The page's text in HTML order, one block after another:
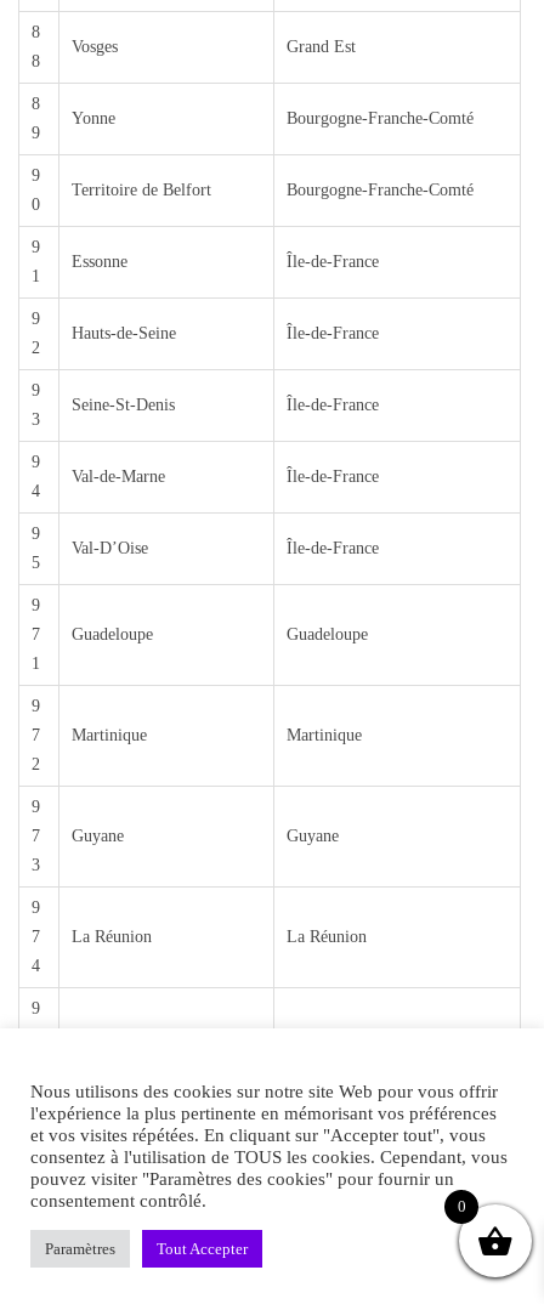
8
8
Vosges Grand Est
8
9
Yonne Bourgogne-Franche-Comté
9
0
Territoire de Belfort Bourgogne-Franche-Comté
9
1
Essonne Île-de-France
9
2
Hauts-de-Seine Île-de-France
9
3
Seine-St-Denis Île-de-France
9
4
Val-de-Marne Île-de-France
9
5
Val-D’Oise Île-de-France
9
7
1
Guadeloupe Guadeloupe
9
7
2
Martinique Martinique
9
7
3
Guyane Guyane
9
7
4
La Réunion La Réunion
9
N’oubliez pas que le choix et l’application d’un
parfum sont des expériences personnelles. Explorez,
découvrez vos préférences et amusez-vous à trouver le
Nous utilisons des cookies sur notre site Web pour vous offrir
l'expérience la plus pertinente en mémorisant vos préférences
et vos visites répétées. En cliquant sur "Accepter tout", vous
consentez à l'utilisation de TOUS les cookies. Cependant, vous
pouvez visiter "Paramètres des cookies" pour fournir un
consentement contrôlé.
Paramètres Tout Accepter
0